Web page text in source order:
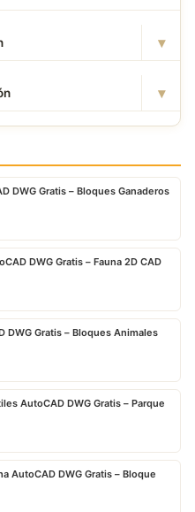
▾
▾
DWG Gratis – Bloques Ganaderos
DWG Gratis – Fauna 2D CAD
DWG Gratis – Bloques Animales
AutoCAD DWG Gratis – Parque
AutoCAD DWG Gratis – Bloque